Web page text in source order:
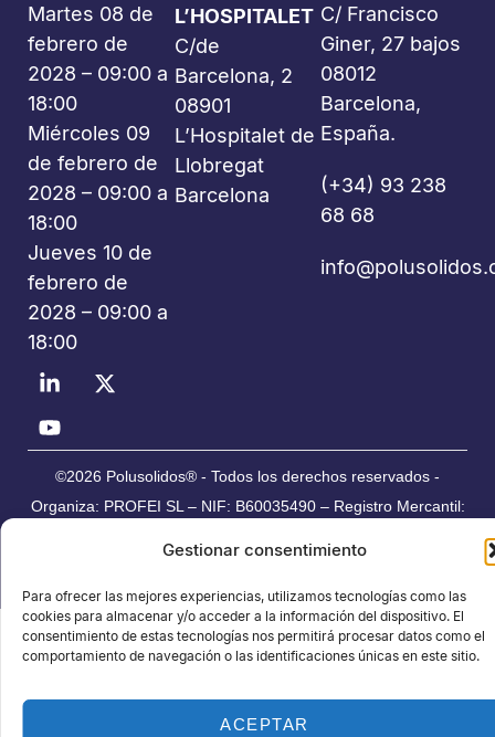
Gestionar consentimiento
Para ofrecer las mejores experiencias, utilizamos tecnologías como las
cookies para almacenar y/o acceder a la información del dispositivo. El
consentimiento de estas tecnologías nos permitirá procesar datos como el
comportamiento de navegación o las identificaciones únicas en este sitio.
ACEPTAR
Martes 08 de
febrero de
2028 – 09:00 a
18:00
Miércoles 09
de febrero de
2028 – 09:00 a
18:00
Jueves 10 de
febrero de
2028 – 09:00 a
18:00
L’HOSPITALET
C/de
Barcelona, 2
08901
L’Hospitalet de
Llobregat
Barcelona
C/ Francisco
Giner, 27 bajos
08012
Barcelona,
España.
(+34) 93 238
68 68
©2026 Polusolidos® - Todos los derechos reservados -
Organiza: PROFEI SL – NIF: B60035490 – Registro Mercantil: